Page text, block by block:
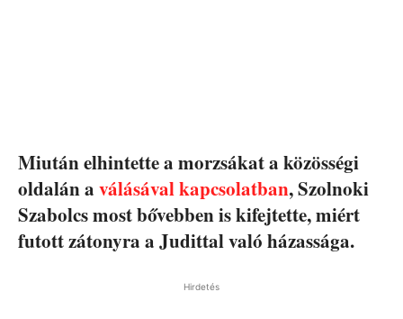
Miután elhintette a morzsákat a közösségi
oldalán a válásával kapcsolatban, Szolnoki
Szabolcs most bővebben is kifejtette, miért
futott zátonyra a Judittal való házassága.
Hirdetés